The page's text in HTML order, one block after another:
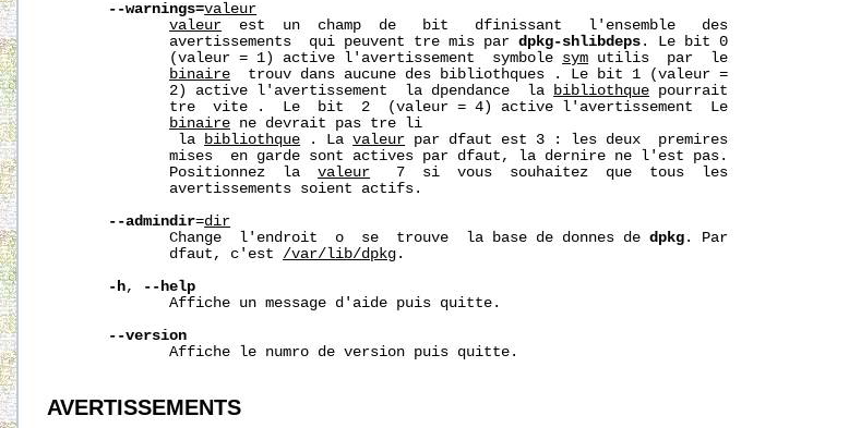
--warnings=valeur
valeur
  est  un  champ  de   bit   dfinissant   l'ensemble   des
              avertissements  qui peuvent tre mis par
dpkg-shlibdeps . Le bit 0
              (valeur = 1) active l'avertissement  symbole
sym utilis  par  le
binaire
  trouv dans aucune des bibliothques . Le bit 1 (valeur =
              2) active l'avertissement  la dpendance  la
bibliothque pourrait
              tre  vite .  Le  bit  2  (valeur = 4) active l'avertissement  Le
binaire ne devrait pas tre li
               la
bibliothque . La valeur par dfaut est 3 : les deux  premires
              mises  en garde sont actives par dfaut, la dernire ne l'est pas.
              Positionnez  la
valeur
   7  si  vous  souhaitez  que  tous  les
              avertissements soient actifs.
--admindir=dir
              Change  l'endroit  o  se  trouve  la base de donnes de
dpkg . Par
              dfaut, c'est
/var/lib/dpkg .
-h,
--help
              Affiche un message d'aide puis quitte.
--version
              Affiche le numro de version puis quitte.
AVERTISSEMENTS